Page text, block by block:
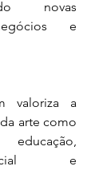
novas
e
valoriza a
arte como
e